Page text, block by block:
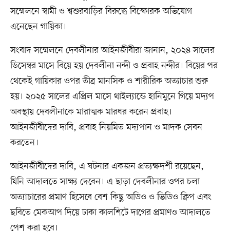
সম্মেলনে স্বামী ও শ্বশুরবাড়ির বিরুদ্ধে বিস্ফোরক অভিযোগ
এনেছেন গায়িকা।
সংবাদ সম্মেলনে দেবলীনার আইনজীবীরা জানান, ২০২৪ সালের
ডিসেম্বর মাসে বিয়ে হয় দেবলীনা নন্দী ও প্রবাহ নন্দীর। বিয়ের পর
থেকেই গায়িকার ওপর তীব্র মানসিক ও শারীরিক অত্যাচার শুরু
হয়। ২০২৫ সালের এপ্রিল মাসে থাইল্যান্ডে হানিমুনে গিয়ে মদ্যপ
অবস্থায় দেবলীনাকে মারাত্মক মারধর করেন প্রবাহ।
আইনজীবীদের দাবি, প্রবাহ নিয়মিত মদ্যপান ও মাদক সেবন
করতেন।
আইনজীবীদের দাবি, এ ঘটনার একজন প্রত্যক্ষদর্শী রয়েছেন,
যিনি আদালতে সাক্ষ্য দেবেন। এ ছাড়া দেবলীনার ওপর চলা
অত্যাচারের প্রমাণ হিসেবে বেশ কিছু অডিও ও ভিডিও ক্লিপ এবং
ছবিতে মেকআপ দিয়ে ঢাকা কালশিটে দাগের প্রমাণও আদালতে
পেশ করা হবে।